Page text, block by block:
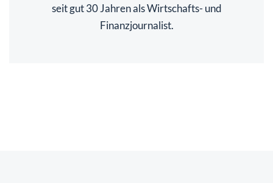
seit gut 30 Jahren als Wirtschafts- und
Finanzjournalist.